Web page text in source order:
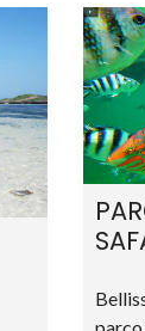
parco